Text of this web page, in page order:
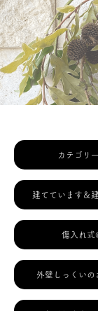
カテゴリ
建てています＆
傷入れ
外壁しっくいの